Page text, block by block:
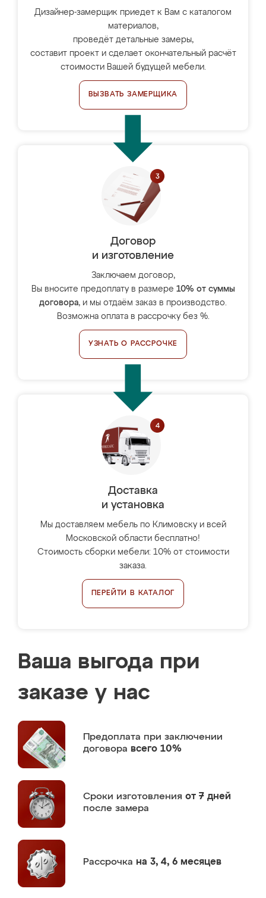
Дизайнер-замерщик приедет к Вам с каталогом
материалов,
проведёт детальные замеры,
составит проект и сделает окончательный расчёт
стоимости Вашей будущей мебели.
ВЫЗВАТЬ ЗАМЕРЩИКА
Договор
и изготовление
Заключаем договор,
Вы вносите предоплату в размере 10% от суммы
договора, и мы отдаём заказ в производство.
Возможна оплата в рассрочку без %.
УЗНАТЬ О РАССРОЧКЕ
Доставка
и установка
Мы доставляем мебель по Климовску и всей
Московской области бесплатно!
Стоимость сборки мебели: 10% от стоимости
заказа.
ПЕРЕЙТИ В КАТАЛОГ
Ваша выгода при
заказе у нас
Предоплата при заключении
договора всего 10%
Сроки изготовления от 7 дней
после замера
Рассрочка на 3, 4, 6 месяцев